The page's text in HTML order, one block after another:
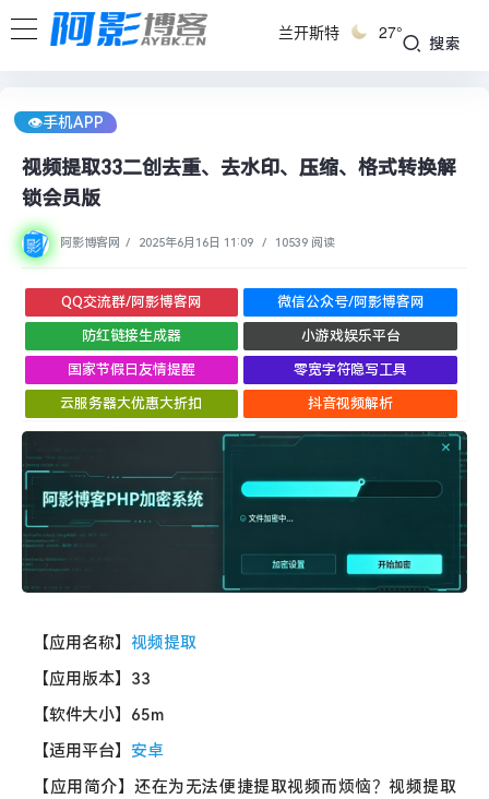
兰开斯特 27°
搜索
👁︎手机APP
视频提取33二创去重、去水印、压缩、格式转换解
锁会员版
阿影博客网 / 2025年6月16日 11:09 / 10539 阅读
QQ交流群/阿影博客网 微信公众号/阿影博客网
防红链接生成器 小游戏娱乐平台
国家节假日友情提醒 零宽字符隐写工具
云服务器大优惠大折扣 抖音视频解析
【应用名称】 视频提取
【应用版本】33
【软件大小】65m
【适用平台】 安卓
【应用简介】还在为无法便捷提取视频而烦恼？视频提取